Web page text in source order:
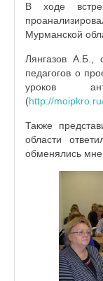
В ходе
Мурманской
Лянгазов А.Б.,
педагогов о
уроков
(http://
Также
области
обменялись